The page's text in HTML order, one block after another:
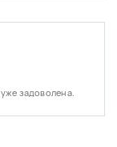
задоволена.